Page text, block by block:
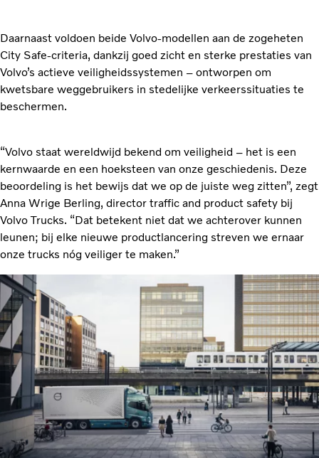
Daarnaast voldoen beide Volvo-modellen aan de zogeheten
City Safe-criteria, dankzij goed zicht en sterke prestaties van
Volvo’s actieve veiligheidssystemen – ontworpen om
kwetsbare weggebruikers in stedelijke verkeerssituaties te
beschermen.
“Volvo staat wereldwijd bekend om veiligheid – het is een
kernwaarde en een hoeksteen van onze geschiedenis. Deze
beoordeling is het bewijs dat we op de juiste weg zitten”, zegt
Anna Wrige Berling, director traffic and product safety bij
Volvo Trucks. “Dat betekent niet dat we achterover kunnen
leunen; bij elke nieuwe productlancering streven we ernaar
onze trucks nóg veiliger te maken.”